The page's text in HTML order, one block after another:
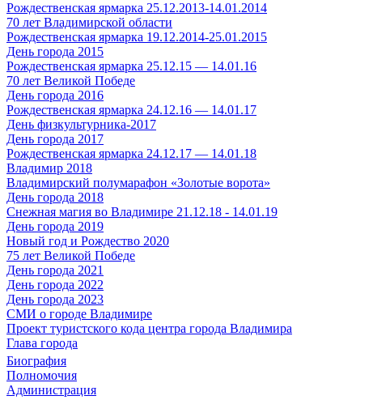
Рождественская ярмарка 25.12.2013-14.01.2014
70 лет Владимирской области
Рождественская ярмарка 19.12.2014-25.01.2015
День города 2015
Рождественская ярмарка 25.12.15 — 14.01.16
70 лет Великой Победе
День города 2016
Рождественская ярмарка 24.12.16 — 14.01.17
День физкультурника-2017
День города 2017
Рождественская ярмарка 24.12.17 — 14.01.18
Владимир 2018
Владимирский полумарафон «Золотые ворота»
День города 2018
Снежная магия во Владимире 21.12.18 - 14.01.19
День города 2019
Новый год и Рождество 2020
75 лет Великой Победе
День города 2021
День города 2022
День города 2023
СМИ о городе Владимире
Проект туристского кода центра города Владимира
Глава города
Биография
Полномочия
Администрация